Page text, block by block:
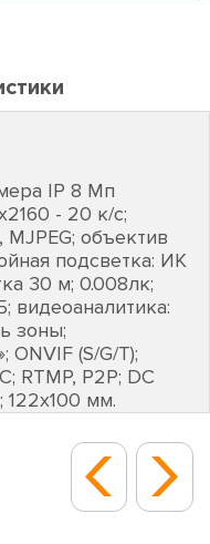
IP 8 Мп
- 20 к/с;
объектив
подсветка: ИК
30 м; 0.008лк;
видеоаналитика:
зоны;
(S/G/T);
RTMP, P2P; DC
122х100 мм.